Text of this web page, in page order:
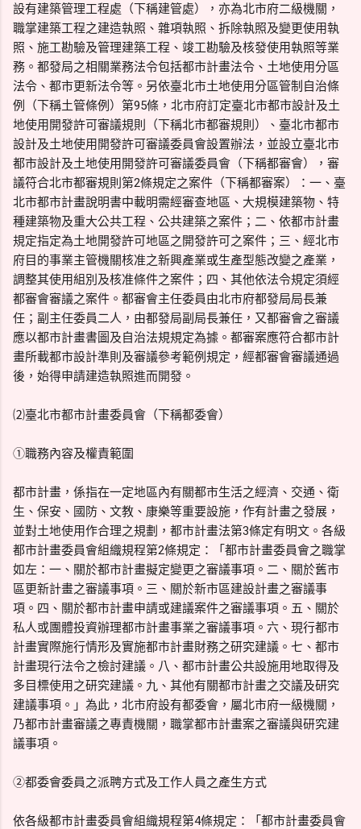
設有建築管理工程處（下稱建管處），亦為北市府二級機關，
職掌建築工程之建造執照、雜項執照、拆除執照及變更使用執
照、施工勘驗及管理建築工程、竣工勘驗及核發使用執照等業
務。都發局之相關業務法令包括都市計畫法令、土地使用分區
法令、都市更新法令等。另依臺北市土地使用分區管制自治條
例（下稱土管條例）第95條，北市府訂定臺北市都市設計及土
地使用開發許可審議規則（下稱北市都審規則）、臺北市都市
設計及土地使用開發許可審議委員會設置辦法，並設立臺北市
都市設計及土地使用開發許可審議委員會（下稱都審會），審
議符合北市都審規則第2條規定之案件（下稱都審案）：一、臺
北市都市計畫說明書中載明需經審查地區、大規模建築物、特
種建築物及重大公共工程、公共建築之案件；二、依都市計畫
規定指定為土地開發許可地區之開發許可之案件；三、經北市
府目的事業主管機關核准之新興產業或生產型態改變之產業，
調整其使用組別及核准條件之案件；四、其他依法令規定須經
都審會審議之案件。都審會主任委員由北市府都發局局長兼
任；副主任委員二人，由都發局副局長兼任，又都審會之審議
應以都市計畫書圖及自治法規規定為據。都審案應符合都市計
畫所載都市設計準則及審議參考範例規定，經都審會審議通過
後，始得申請建造執照進而開發。
⑵臺北市都市計畫委員會（下稱都委會）
①職務內容及權責範圍
都市計畫，係指在一定地區內有關都市生活之經濟、交通、衛
生、保安、國防、文教、康樂等重要設施，作有計畫之發展，
並對土地使用作合理之規劃，都市計畫法第3條定有明文。各級
都市計畫委員會組織規程第2條規定：「都市計畫委員會之職掌
如左：一、關於都市計畫擬定變更之審議事項。二、關於舊市
區更新計畫之審議事項。三、關於新市區建設計畫之審議事
項。四、關於都市計畫申請或建議案件之審議事項。五、關於
私人或團體投資辦理都市計畫事業之審議事項。六、現行都市
計畫實際施行情形及實施都市計畫財務之研究建議。七、都市
計畫現行法令之檢討建議。八、都市計畫公共設施用地取得及
多目標使用之研究建議。九、其他有關都市計畫之交議及研究
建議事項。」為此，北市府設有都委會，屬北市府一級機關，
乃都市計畫審議之專責機關，職掌都市計畫案之審議與研究建
議事項。
②都委會委員之派聘方式及工作人員之產生方式
依各級都市計畫委員會組織規程第4條規定：「都市計畫委員會